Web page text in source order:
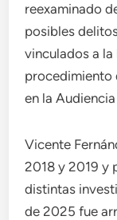
reexaminado
posibles
vinculados a la
procedimiento
en la
Vicente
2018 y 2019 y
distintas
de 2025 fue